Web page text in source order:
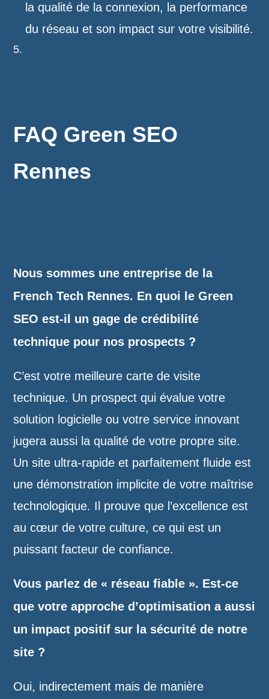
la qualité de la connexion, la performance
du réseau et son impact sur votre visibilité.
FAQ Green SEO
Rennes
Nous sommes une entreprise de la
French Tech Rennes. En quoi le Green
SEO est-il un gage de crédibilité
technique pour nos prospects ?
C’est votre meilleure carte de visite
technique. Un prospect qui évalue votre
solution logicielle ou votre service innovant
jugera aussi la qualité de votre propre site.
Un site ultra-rapide et parfaitement fluide est
une démonstration implicite de votre maîtrise
technologique. Il prouve que l’excellence est
au cœur de votre culture, ce qui est un
puissant facteur de confiance.
Vous parlez de « réseau fiable ». Est-ce
que votre approche d’optimisation a aussi
un impact positif sur la sécurité de notre
site ?
Oui, indirectement mais de manière